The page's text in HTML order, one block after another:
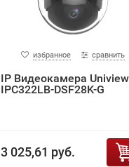
избранное сравнить
IP Видеокамера Uniview
IPC322LB-DSF28K-G
3 025,61 руб.